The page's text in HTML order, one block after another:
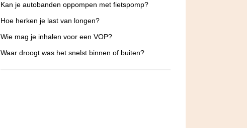
Kan je autobanden oppompen met fietspomp?
Hoe herken je last van longen?
Wie mag je inhalen voor een VOP?
Waar droogt was het snelst binnen of buiten?